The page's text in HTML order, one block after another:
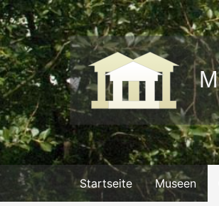
Startseite Museen